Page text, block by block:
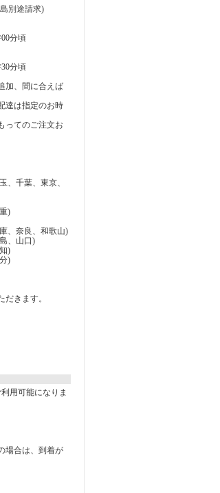
別途請求)
分頃
分頃
加、間に合えば
達は指定のお時
ってのご注文お
、千葉、東京、
)
、奈良、和歌山)
、山口)
)
)
きます。
用可能になりま
場合は、到着が